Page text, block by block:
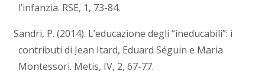
l’infanzia. RSE, 1, 73-84.
Sandri, P. (2014). L’educazione degli “ineducabili”: i
contributi di Jean Itard, Eduard Séguin e Maria
Montessori. Metis, IV, 2, 67-77.